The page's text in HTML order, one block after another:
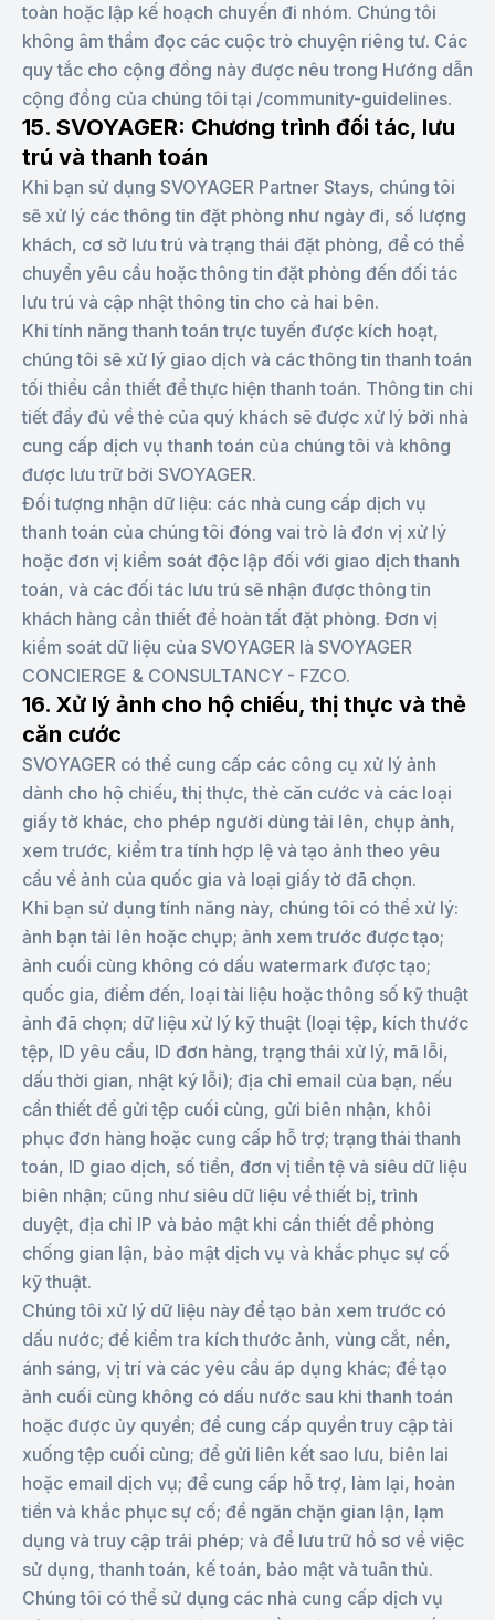
toàn hoặc lập kế hoạch chuyến đi nhóm. Chúng tôi
không âm thầm đọc các cuộc trò chuyện riêng tư. Các
quy tắc cho cộng đồng này được nêu trong Hướng dẫn
cộng đồng của chúng tôi tại /community-guidelines.
15. SVOYAGER: Chương trình đối tác, lưu
trú và thanh toán
Khi bạn sử dụng SVOYAGER Partner Stays, chúng tôi
sẽ xử lý các thông tin đặt phòng như ngày đi, số lượng
khách, cơ sở lưu trú và trạng thái đặt phòng, để có thể
chuyển yêu cầu hoặc thông tin đặt phòng đến đối tác
lưu trú và cập nhật thông tin cho cả hai bên.
Khi tính năng thanh toán trực tuyến được kích hoạt,
chúng tôi sẽ xử lý giao dịch và các thông tin thanh toán
tối thiểu cần thiết để thực hiện thanh toán. Thông tin chi
tiết đầy đủ về thẻ của quý khách sẽ được xử lý bởi nhà
cung cấp dịch vụ thanh toán của chúng tôi và không
được lưu trữ bởi SVOYAGER.
Đối tượng nhận dữ liệu: các nhà cung cấp dịch vụ
thanh toán của chúng tôi đóng vai trò là đơn vị xử lý
hoặc đơn vị kiểm soát độc lập đối với giao dịch thanh
toán, và các đối tác lưu trú sẽ nhận được thông tin
khách hàng cần thiết để hoàn tất đặt phòng. Đơn vị
kiểm soát dữ liệu của SVOYAGER là SVOYAGER
CONCIERGE & CONSULTANCY - FZCO.
16. Xử lý ảnh cho hộ chiếu, thị thực và thẻ
căn cước
SVOYAGER có thể cung cấp các công cụ xử lý ảnh
dành cho hộ chiếu, thị thực, thẻ căn cước và các loại
giấy tờ khác, cho phép người dùng tải lên, chụp ảnh,
xem trước, kiểm tra tính hợp lệ và tạo ảnh theo yêu
cầu về ảnh của quốc gia và loại giấy tờ đã chọn.
Khi bạn sử dụng tính năng này, chúng tôi có thể xử lý:
ảnh bạn tải lên hoặc chụp; ảnh xem trước được tạo;
ảnh cuối cùng không có dấu watermark được tạo;
quốc gia, điểm đến, loại tài liệu hoặc thông số kỹ thuật
ảnh đã chọn; dữ liệu xử lý kỹ thuật (loại tệp, kích thước
tệp, ID yêu cầu, ID đơn hàng, trạng thái xử lý, mã lỗi,
dấu thời gian, nhật ký lỗi); địa chỉ email của bạn, nếu
cần thiết để gửi tệp cuối cùng, gửi biên nhận, khôi
phục đơn hàng hoặc cung cấp hỗ trợ; trạng thái thanh
toán, ID giao dịch, số tiền, đơn vị tiền tệ và siêu dữ liệu
biên nhận; cũng như siêu dữ liệu về thiết bị, trình
duyệt, địa chỉ IP và bảo mật khi cần thiết để phòng
chống gian lận, bảo mật dịch vụ và khắc phục sự cố
kỹ thuật.
Chúng tôi xử lý dữ liệu này để tạo bản xem trước có
dấu nước; để kiểm tra kích thước ảnh, vùng cắt, nền,
ánh sáng, vị trí và các yêu cầu áp dụng khác; để tạo
ảnh cuối cùng không có dấu nước sau khi thanh toán
hoặc được ủy quyền; để cung cấp quyền truy cập tải
xuống tệp cuối cùng; để gửi liên kết sao lưu, biên lai
hoặc email dịch vụ; để cung cấp hỗ trợ, làm lại, hoàn
tiền và khắc phục sự cố; để ngăn chặn gian lận, lạm
dụng và truy cập trái phép; và để lưu trữ hồ sơ về việc
sử dụng, thanh toán, kế toán, bảo mật và tuân thủ.
Chúng tôi có thể sử dụng các nhà cung cấp dịch vụ